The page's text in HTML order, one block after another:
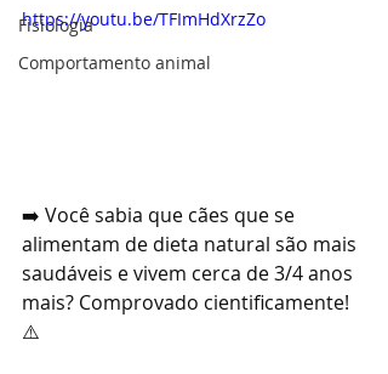
Fisiologia
Comportamento animal
https://youtu.be/TFImHdXrzZo
➡️ Você sabia que cães que se
alimentam de dieta natural são mais
saudáveis e vivem cerca de 3/4 anos
mais? Comprovado cientificamente!
⚠️